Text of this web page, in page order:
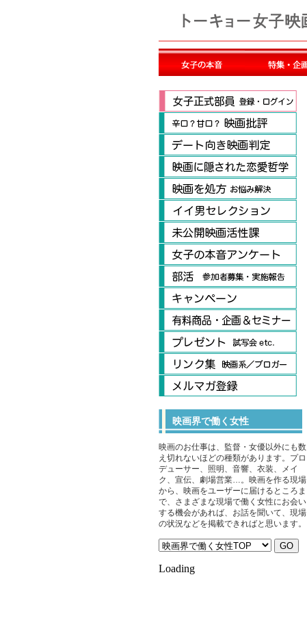
映画界で働く女性
映画のお仕事は、監督・女優以外にも数
え切れないほどの種類があります。プロ
デューサー、照明、音響、衣装、メイ
ク、宣伝、劇場営業…。映画を作る現場
から、映画をユーザーに届けるところま
で、さまざまな現場で働く女性にお会い
する機会があれば、お話を聞いて、現場
の状況などを掲載できればと思います。
Loading